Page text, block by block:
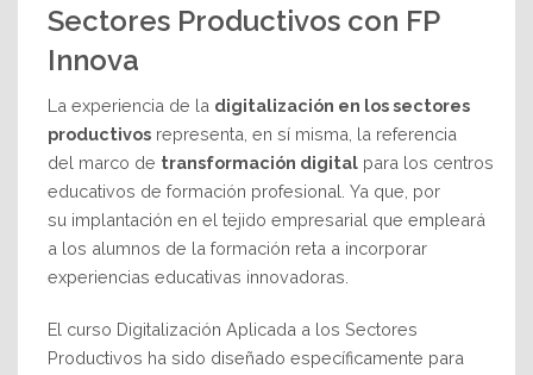
Sectores Productivos con FP
Innova
La experiencia de la digitalización en los sectores
productivos representa, en sí misma, la referencia
del marco de transformación digital para los centros
educativos de formación profesional. Ya que, por
su implantación en el tejido empresarial que empleará
a los alumnos de la formación reta a incorporar
experiencias educativas innovadoras.
El curso Digitalización Aplicada a los Sectores
Productivos ha sido diseñado específicamente para